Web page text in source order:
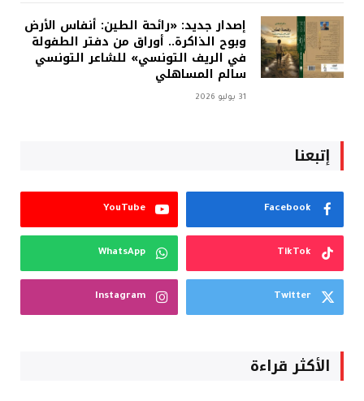
إصدار جديد: «رائحة الطين: أنفاس الأرض
وبوح الذاكرة.. أوراق من دفتر الطفولة
في الريف التونسي» للشاعر التونسي
سالم المساهلي
31 يوليو 2026
إتبعنا
Facebook
YouTube
TikTok
WhatsApp
Twitter
Instagram
الأكثر قراءة